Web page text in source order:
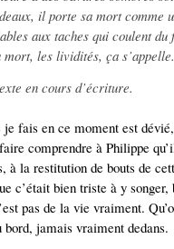
il porte sa mort comme
aux taches qui coulent
mort, les lividités, ça s’appelle.
en cours d’écriture.
fais en ce moment est
comprendre à Philippe
à la restitution de bouts de
c’était bien triste à y
pas de la vie vraiment.
jamais vraiment dedans.